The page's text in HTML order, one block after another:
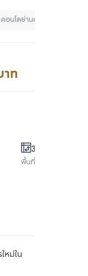
คอนโดย่านศูนย์กลางธุรกิจแ
ท
30 ตร.ม.
พื้นที่ใช้สอย
หม่ใน